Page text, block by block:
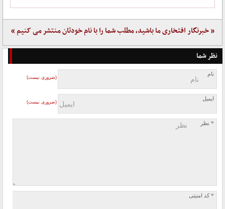
« خبرنگار افتخاری ما باشید، مطلب شما را با نام خودتان منتشر می کنیم »
نظر شما
نام
(ضروری نیست)
ایمیل
(ضروری نیست)
* نظر
* کد امنیتی